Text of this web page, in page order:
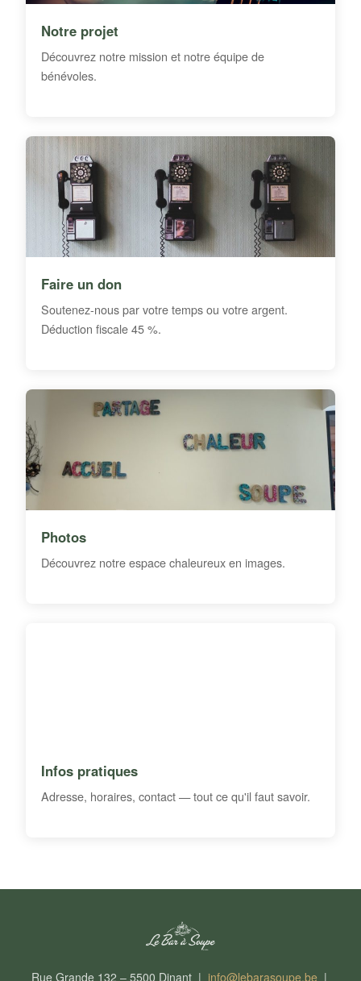
Notre projet
Découvrez notre mission et notre équipe de
bénévoles.
Faire un don
Soutenez-nous par votre temps ou votre argent.
Déduction fiscale 45 %.
Photos
Découvrez notre espace chaleureux en images.
Infos pratiques
Adresse, horaires, contact — tout ce qu'il faut savoir.
Rue Grande 132 – 5500 Dinant | info@lebarasoupe.be|